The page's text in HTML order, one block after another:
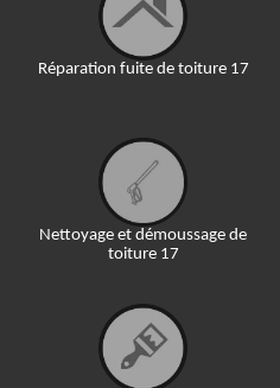
Réparation fuite de toiture 17
Nettoyage et démoussage de
toiture 17